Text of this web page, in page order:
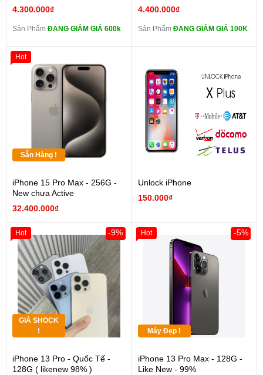
4.300.000₫
Sản Phẩm ĐANG GIẢM GIÁ 600k
4.400.000₫
Sản Phẩm ĐANG GIẢM GIÁ 100K
Sẵn Hàng !
iPhone 15 Pro Max - 256G -
New chưa Active
32.400.000₫
Hot
Unlock iPhone
150.000₫
GIÁ SHOCK
!
iPhone 13 Pro - Quốc Tế -
128G ( likenew 98% )
-9%
Hot
Máy Đẹp !
iPhone 13 Pro Max - 128G -
Like New - 99%
-5%
Hot